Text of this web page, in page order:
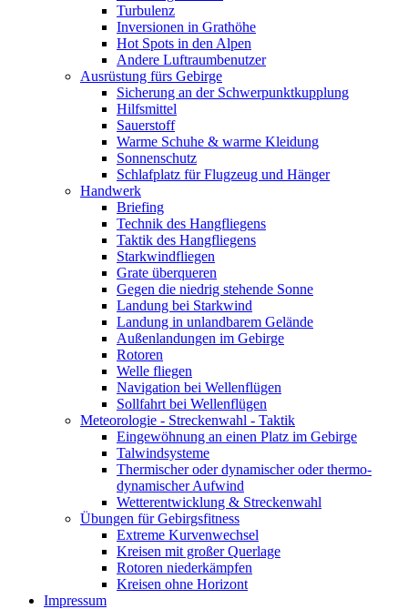
Turbulenz
Inversionen in Grathöhe
Hot Spots in den Alpen
Andere Luftraumbenutzer
Ausrüstung fürs Gebirge
Sicherung an der Schwerpunktkupplung
Hilfsmittel
Sauerstoff
Warme Schuhe & warme Kleidung
Sonnenschutz
Schlafplatz für Flugzeug und Hänger
Handwerk
Briefing
Technik des Hangfliegens
Taktik des Hangfliegens
Starkwindfliegen
Grate überqueren
Gegen die niedrig stehende Sonne
Landung bei Starkwind
Landung in unlandbarem Gelände
Außenlandungen im Gebirge
Rotoren
Welle fliegen
Navigation bei Wellenflügen
Sollfahrt bei Wellenflügen
Meteorologie - Streckenwahl - Taktik
Eingewöhnung an einen Platz im Gebirge
Talwindsysteme
Thermischer oder dynamischer oder thermo-
dynamischer Aufwind
Wetterentwicklung & Streckenwahl
Übungen für Gebirgsfitness
Extreme Kurvenwechsel
Kreisen mit großer Querlage
Rotoren niederkämpfen
Kreisen ohne Horizont
Impressum